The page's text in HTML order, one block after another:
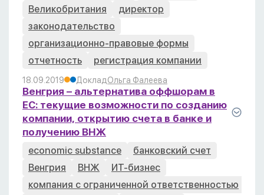
Великобритания
директор
законодательство
организационно-правовые формы
отчетность
регистрация компании
18.09.2019 ДокладОльга Фалеева
Венгрия – альтернатива оффшорам в
ЕС: текущие возможности по созданию
компании, открытию счета в банке и
получению ВНЖ
economic substance
банковский счет
Венгрия
ВНЖ
ИТ-бизнес
компания с ограниченной ответственностью